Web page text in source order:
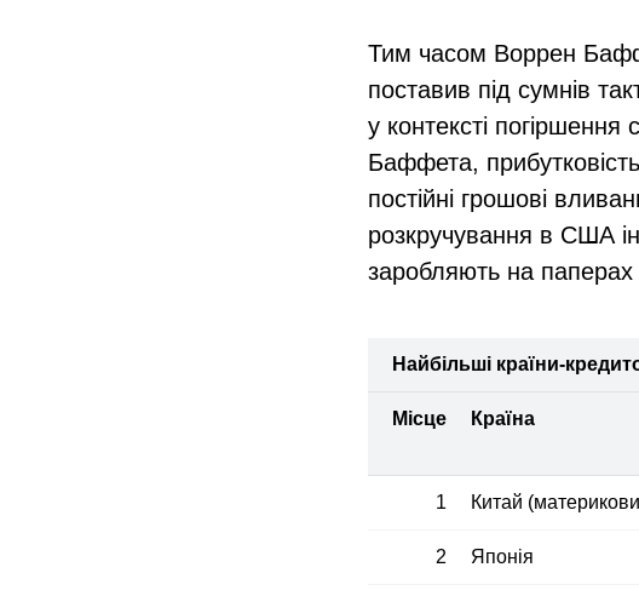
Тим часом Воррен
поставив під сумнів
у контексті
Баффета,
постійні грошові
розкручування в США
заробляють на паперах
Найбільші країни-
Місце Країна
1 Китай
2 Японія